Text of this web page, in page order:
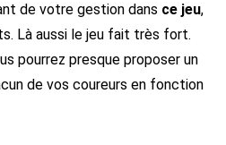
de votre gestion dans ce jeu,
Là aussi le jeu fait très fort.
pourrez presque proposer un
de vos coureurs en fonction